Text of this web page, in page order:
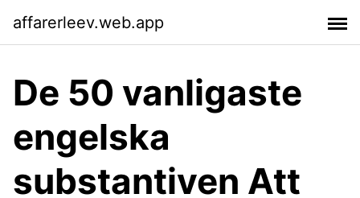
affarerleev.web.app
De 50 vanligaste
engelska
substantiven Att